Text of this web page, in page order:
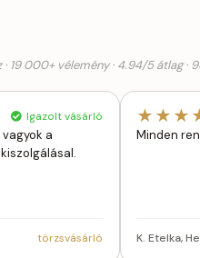
19 000+ vélemény · 4.94/5 átlag ·
Igazolt vásárló
a
törzsvásárló
Minden
K. Etelka,